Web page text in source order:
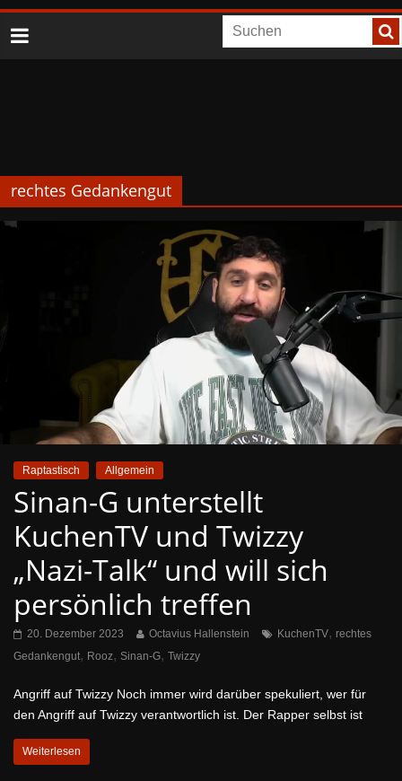
rechtes Gedankengut
Raptastisch Allgemein
Sinan-G unterstellt
KuchenTV und Twizzy
„Nazi-Talk“ und will sich
persönlich treffen
20. Dezember 2023 Octavius Hallenstein KuchenTV, rechtes
Gedankengut, Rooz, Sinan-G, Twizzy
Angriff auf Twizzy Noch immer wird darüber spekuliert, wer für
den Angriff auf Twizzy verantwortlich ist. Der Rapper selbst ist
Weiterlesen